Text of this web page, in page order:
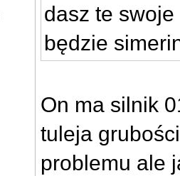
dasz te swoje
będzie
On ma silnik
tuleja
problemu ale